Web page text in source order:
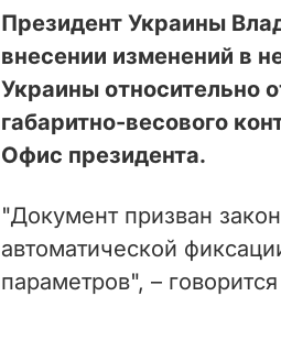
Президент Украины
внесении изменений в
Украины относительно
габаритно-весового
Офис президента.
"Документ призван
автоматической
параметров", –